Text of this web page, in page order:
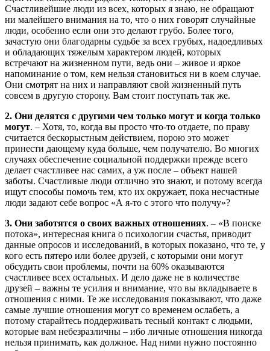
Счастливейшие люди из всех, которых я знаю, не обращают
ни малейшего внимания на то, что о них говорят случайные
люди, особенно если они это делают грубо. Более того,
зачастую они благодарны судьбе за всех грубых, надоедливых
и обладающих тяжелым характером людей, которых
встречают на жизненном пути, ведь они – живое и яркое
напоминание о том, кем нельзя становиться ни в коем случае.
Они смотрят на них и направляют свой жизненный путь
совсем в другую сторону. Вам стоит поступать так же.
2. Они делятся с другими чем только могут и когда только
могут. – Хотя, то, когда вы просто что-то отдаете, по праву
считается бескорыстным действием, порою это может
принести дающему куда больше, чем получателю. Во многих
случаях обеспечение социальной поддержки прежде всего
делает счастливее нас самих, а уж после – объект нашей
заботы. Счастливые люди отлично это знают, и потому всегда
ищут способы помочь тем, кто их окружает, пока несчастные
люди задают себе вопрос «А я-то с этого что получу»?
3. Они заботятся о своих важных отношениях. – «В поиске
потока», интересная книга о психологии счастья, приводит
данные опросов и исследований, в которых показано, что те, у
кого есть пятеро или более друзей, с которыми они могут
обсудить свои проблемы, почти на 60% оказываются
счастливее всех остальных. И дело даже не в количестве
друзей – важны те усилия и внимание, что вы вкладываете в
отношения с ними. Те же исследования показывают, что даже
самые лучшие отношения могут со временем ослабеть, а
потому старайтесь поддерживать тесный контакт с людьми,
которые вам небезразличны – ибо личные отношения никогда
нельзя принимать, как должное. Над ними нужно постоянно